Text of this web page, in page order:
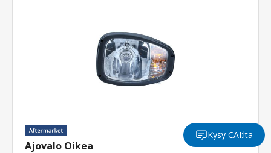
Ajovalo Oikea
Kysy CAI:lta